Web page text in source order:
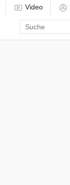
Video
Enter
search
term